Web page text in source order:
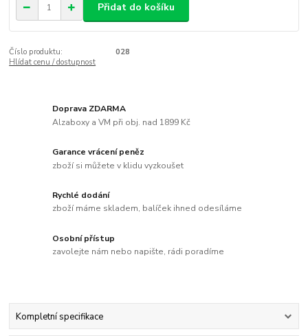
Přidat do košíku
Číslo produktu:
028
Hlídat cenu / dostupnost
Doprava ZDARMA
Alzaboxy a VM při obj. nad 1899 Kč
Garance vrácení peněz
zboží si můžete v klidu vyzkoušet
Rychlé dodání
zboží máme skladem, balíček ihned odesíláme
Osobní přístup
zavolejte nám nebo napište, rádi poradíme
Kompletní specifikace